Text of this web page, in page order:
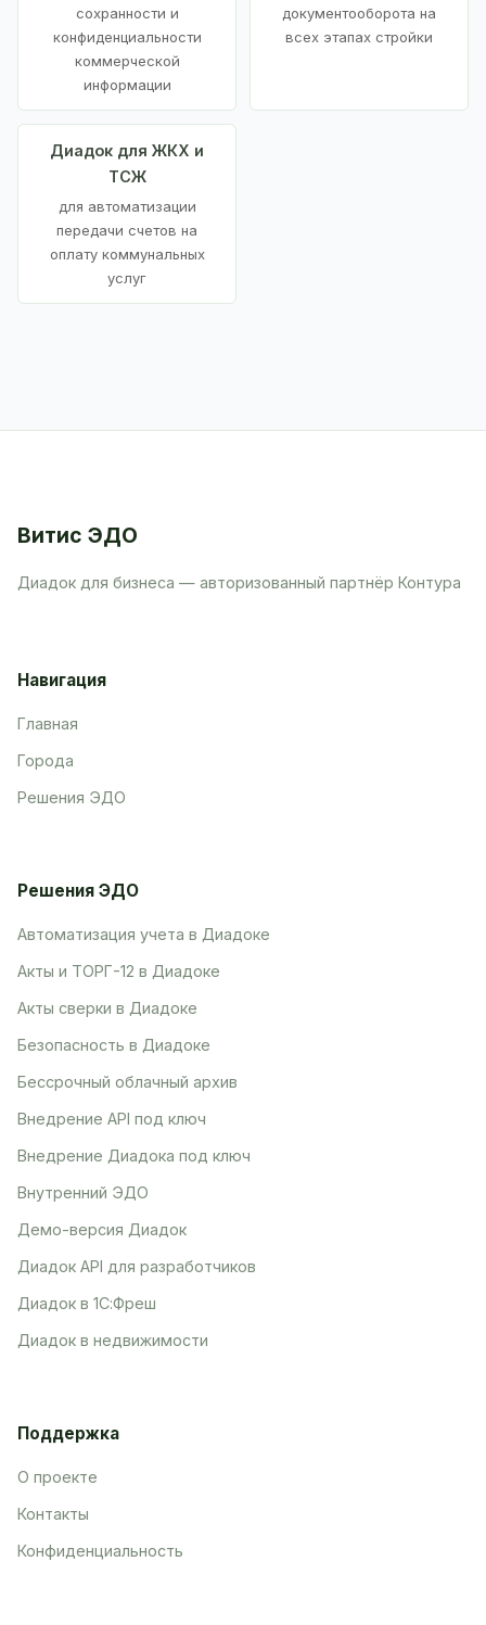
сохранности и
конфиденциальности
коммерческой
информации
документооборота на
всех этапах стройки
Диадок для ЖКХ и
ТСЖ
для автоматизации
передачи счетов на
оплату коммунальных
услуг
Витис ЭДО
Диадок для бизнеса — авторизованный партнёр Контура
Навигация
Главная
Города
Решения ЭДО
Решения ЭДО
Автоматизация учета в Диадоке
Акты и ТОРГ-12 в Диадоке
Акты сверки в Диадоке
Безопасность в Диадоке
Бессрочный облачный архив
Внедрение API под ключ
Внедрение Диадока под ключ
Внутренний ЭДО
Демо-версия Диадок
Диадок API для разработчиков
Диадок в 1С:Фреш
Диадок в недвижимости
Поддержка
О проекте
Контакты
Конфиденциальность